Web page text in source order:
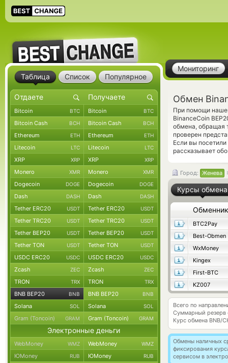
Мониторинг
Обмен
При помощи
BinanceCoin
обмена, обращая
проверен
Если вы
рассказывает
Город: Женева
Курсы обмена
Обменник
BTC2Pay
Best-Obmen
WxMoney
Kingex
First-BTC
KZ007
Всего по
Суммарный резерв
Курс обмена BNB/
Обмены наличных
фиксирования
сервисом в
Таблица Список Популярное
Bitcoin BTC Bitcoin BTC
Bitcoin Cash BCH Bitcoin Cash BCH
Ethereum ETH Ethereum ETH
Litecoin LTC Litecoin LTC
XRP XRP XRP XRP
Monero XMR Monero XMR
Dogecoin DOGE Dogecoin DOGE
Dash DASH Dash DASH
Tether ERC20 USDT Tether ERC20 USDT
Tether TRC20 USDT Tether TRC20 USDT
Tether BEP20 USDT Tether BEP20 USDT
Tether TON USDT Tether TON USDT
USDC ERC20 USDC USDC ERC20 USDC
Zcash ZEC Zcash ZEC
TRON TRX TRON TRX
BNB BEP20 BNB BNB BEP20 BNB
Solana SOL Solana SOL
Gram (Toncoin) GRAM Gram (Toncoin) GRAM
Электронные деньги
WebMoney WMZ WebMoney WMZ
ЮMoney RUB ЮMoney RUB